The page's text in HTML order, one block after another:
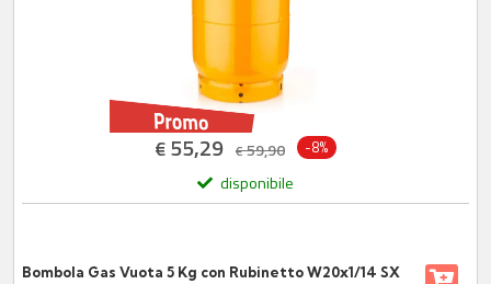
€55,29 €59,90 -8%
disponibile
Bombola Gas Vuota 5 Kg con Rubinetto W20x1/14 SX